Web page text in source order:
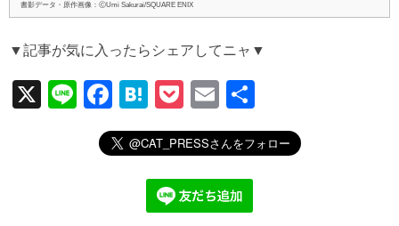
書影データ・原作画像：ⒸUmi Sakurai/SQUARE ENIX
▼記事が気に入ったらシェアしてニャ▼
X
Li
F
a
c
H
at
e
n
a
P
o
ck
et
E
m
ail
有